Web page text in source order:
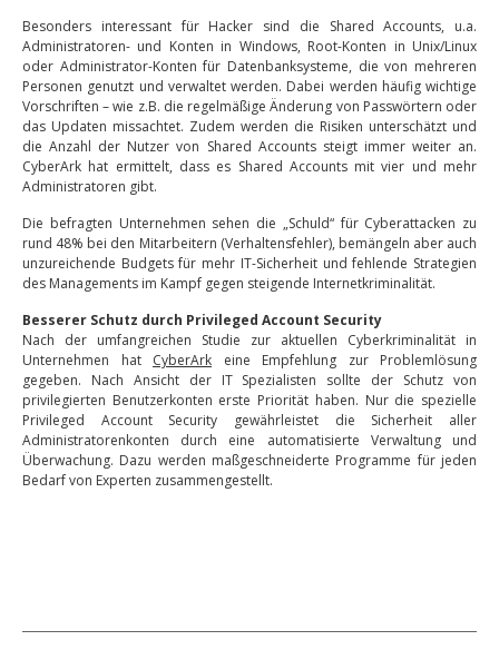
Besonders interessant für Hacker sind die Shared Accounts, u.a.
Administratoren- und Konten in Windows, Root-Konten in Unix/Linux
oder Administrator-Konten für Datenbanksysteme, die von mehreren
Personen genutzt und verwaltet werden. Dabei werden häufig wichtige
Vorschriften – wie z.B. die regelmäßige Änderung von Passwörtern oder
das Updaten missachtet. Zudem werden die Risiken unterschätzt und
die Anzahl der Nutzer von Shared Accounts steigt immer weiter an.
CyberArk hat ermittelt, dass es Shared Accounts mit vier und mehr
Administratoren gibt.
Die befragten Unternehmen sehen die „Schuld“ für Cyberattacken zu
rund 48% bei den Mitarbeitern (Verhaltensfehler), bemängeln aber auch
unzureichende Budgets für mehr IT-Sicherheit und fehlende Strategien
des Managements im Kampf gegen steigende Internetkriminalität.
Besserer Schutz durch Privileged Account Security
Nach der umfangreichen Studie zur aktuellen Cyberkriminalität in
Unternehmen hat CyberArk eine Empfehlung zur Problemlösung
gegeben. Nach Ansicht der IT Spezialisten sollte der Schutz von
privilegierten Benutzerkonten erste Priorität haben. Nur die spezielle
Privileged Account Security gewährleistet die Sicherheit aller
Administratorenkonten durch eine automatisierte Verwaltung und
Überwachung. Dazu werden maßgeschneiderte Programme für jeden
Bedarf von Experten zusammengestellt.